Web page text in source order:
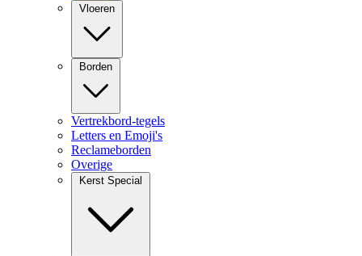
Vloeren
Borden
Vertrekbord-tegels
Letters en Emoji's
Reclameborden
Overige
Kerst Special